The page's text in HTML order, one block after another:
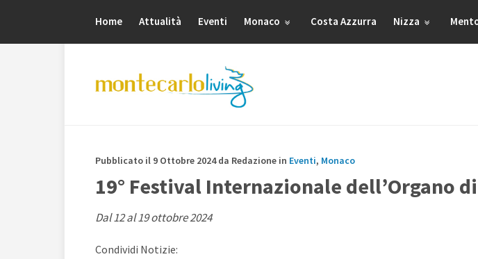
Home Attualità Eventi Monaco Costa Azzurra Nizza
Pubblicato il 9 Ottobre 2024 da Redazione in Eventi, Monaco
19° Festival Internazionale dell’Organo
Dal 12 al 19 ottobre 2024
Condividi Notizie: